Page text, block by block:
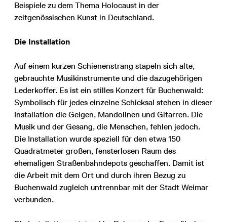
Beispiele zu dem Thema Holocaust in der
zeitgenössischen Kunst in Deutschland.
Die Installation
Auf einem kurzen Schienenstrang stapeln sich alte,
gebrauchte Musikinstrumente und die dazugehörigen
Lederkoffer. Es ist ein stilles Konzert für Buchenwald:
Symbolisch für jedes einzelne Schicksal stehen in dieser
Installation die Geigen, Mandolinen und Gitarren. Die
Musik und der Gesang, die Menschen, fehlen jedoch.
Die Installation wurde speziell für den etwa 150
Quadratmeter großen, fensterlosen Raum des
ehemaligen Straßenbahndepots geschaffen. Damit ist
die Arbeit mit dem Ort und durch ihren Bezug zu
Buchenwald zugleich untrennbar mit der Stadt Weimar
verbunden.